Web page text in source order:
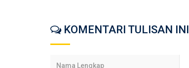
KOMENTARI TULISAN INI